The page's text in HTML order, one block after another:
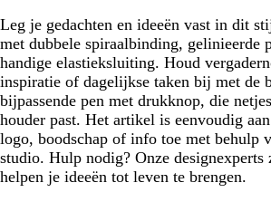
Leg je gedachten en ideeën vast in dit
met dubbele spiraalbinding, gelinieerde
handige elastieksluiting. Houd
inspiratie of dagelijkse taken bij met de
bijpassende pen met drukknop, die
houder past. Het artikel is eenvoudig
logo, boodschap of info toe met behulp
studio. Hulp nodig? Onze
helpen je ideeën tot leven te brengen.